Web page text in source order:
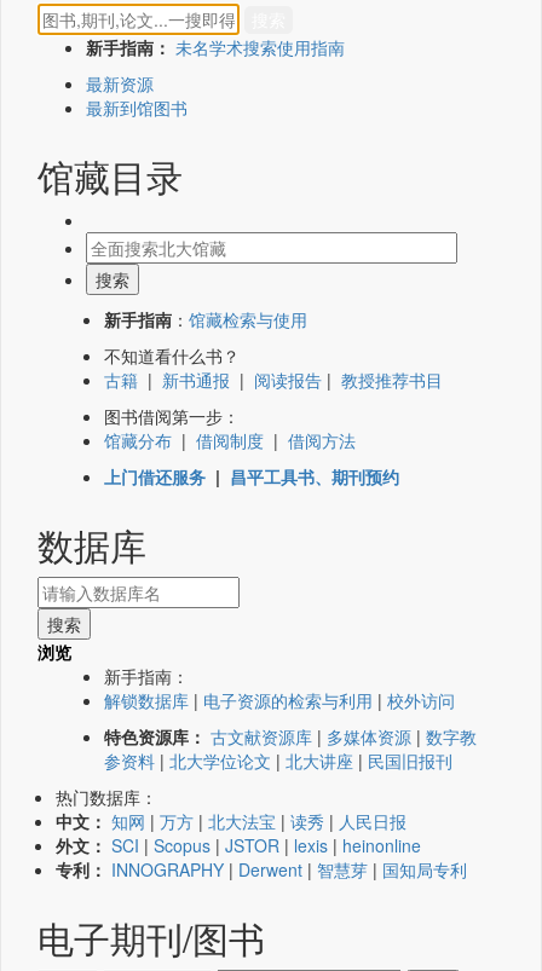
新手指南： 未名学术搜索使用指南
最新资源
最新到馆图书
馆藏目录
新手指南 ： 馆藏检索与使用
不知道看什么书？
古籍 | 新书通报 | 阅读报告 | 教授推荐书目
图书借阅第一步：
馆藏分布 | 借阅制度 | 借阅方法
上门借还服务 | 昌平工具书、期刊预约
数据库
浏览
新手指南：
解锁数据库 | 电子资源的检索与利用 | 校外访问
特色资源库： 古文献资源库 | 多媒体资源 | 数字教
参资料 | 北大学位论文 | 北大讲座 | 民国旧报刊
热门数据库：
中文： 知网 | 万方 | 北大法宝 | 读秀 | 人民日报
外文： SCI | Scopus | JSTOR | lexis | heinonline
专利： INNOGRAPHY | Derwent | 智慧芽 | 国知局专利
电子期刊/图书